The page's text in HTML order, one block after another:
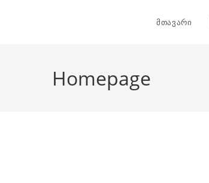
მთავარი
Homepage